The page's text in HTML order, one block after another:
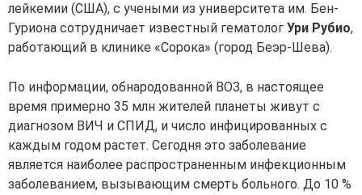
лейкемии (США), с учеными из университета им. Бен-
Гуриона сотрудничает известный гематолог Ури Рубио,
работающий в клинике «Сорока» (город Беэр-Шева).
По информации, обнародованной ВОЗ, в настоящее
время примерно 35 млн жителей планеты живут с
диагнозом ВИЧ и СПИД, и число инфицированных с
каждым годом растет. Сегодня это заболевание
является наиболее распространенным инфекционным
заболеванием, вызывающим смерть больного. До 10 %